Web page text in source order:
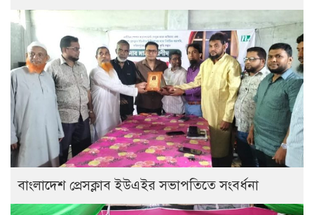
বাংলাদেশ প্রেসক্লাব ইউএইর সভাপতিতে সংবর্ধনা